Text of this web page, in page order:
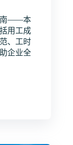
南——本
用工成
、工时
企业全